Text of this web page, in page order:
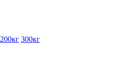
200кг 300кг